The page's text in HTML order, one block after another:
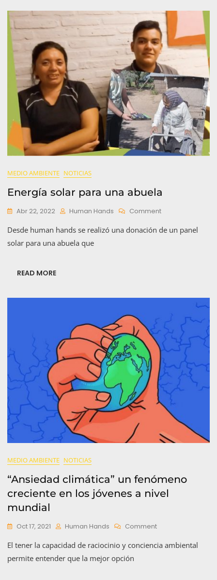
MEDIO AMBIENTE NOTICIAS
Energía solar para una abuela
Abr 22, 2022 Human Hands CommentOn
Solar
Desde human hands se realizó una donación de un panel
solar para una abuela que
READ MORE
MEDIO AMBIENTE NOTICIAS
“Ansiedad climática” un fenómeno
creciente en los jóvenes a nivel
mundial
Oct 17, 2021 Human Hands CommentOn
Climática”
El tener la capacidad de raciocinio y conciencia ambiental
permite entender que la mejor opción